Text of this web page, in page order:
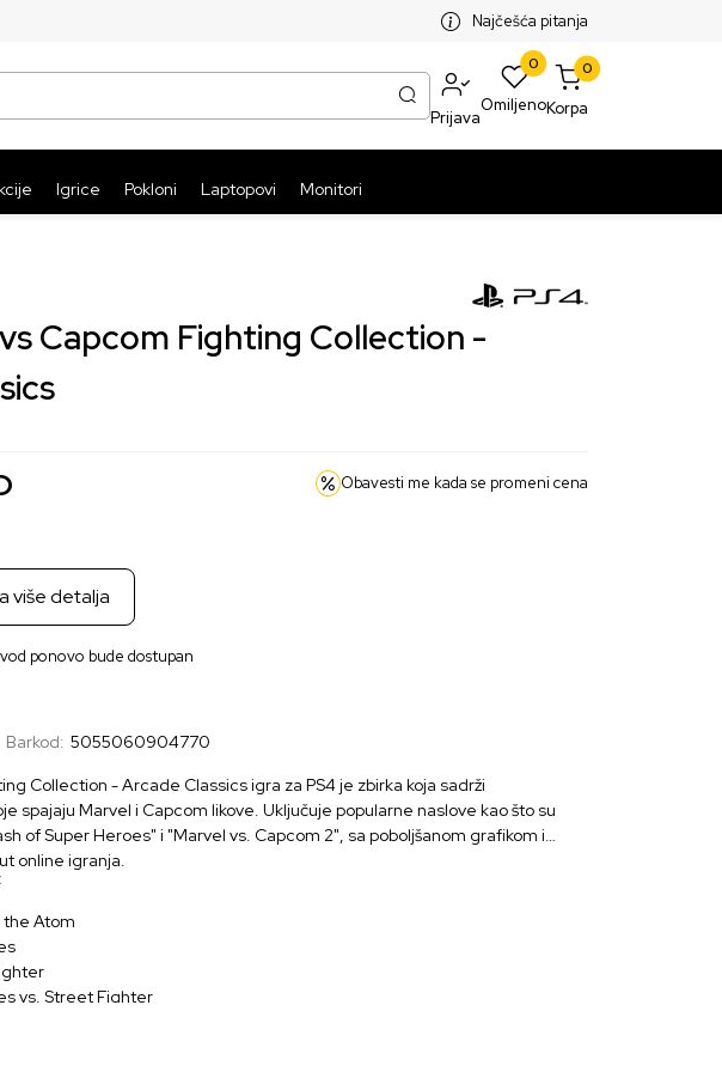
BESPLATNA ISPORUKA PAKETA PREKO 5999 RSDNajčešća pitanja
Prijava
0
Omiljeno
0
Korpa
Igrice Pokloni Laptopovi Monitori
Capcom Fighting Collection -
Obavesti me kada se promeni cena
više detalja
ponovo bude dostupan
Barkod: 5055060904770
Collection - Arcade Classics igra za PS4 je zbirka koja sadrži
spajaju Marvel i Capcom likove. Uključuje popularne naslove kao što su
of Super Heroes" i "Marvel vs. Capcom 2", sa poboljšanom grafikom i
online igranja.
the Atom
vs. Street Fighter
New Age of Heroes